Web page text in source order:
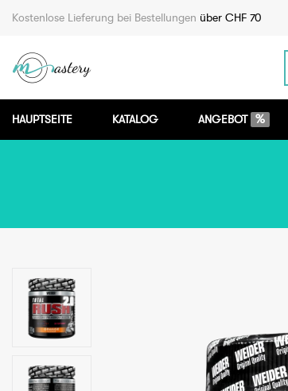
zum Inhalt
Kostenlose Lieferung bei Bestellungen über CHF 70
HAUPTSEITE KATALOG ANGEBOT %